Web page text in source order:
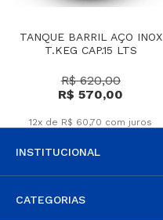
TANQUE BARRIL AÇO INOX
T.KEG CAP.15 LTS
R$ 620,00
R$ 570,00
12x de R$ 60,70 com juros
INSTITUCIONAL
CATEGORIAS